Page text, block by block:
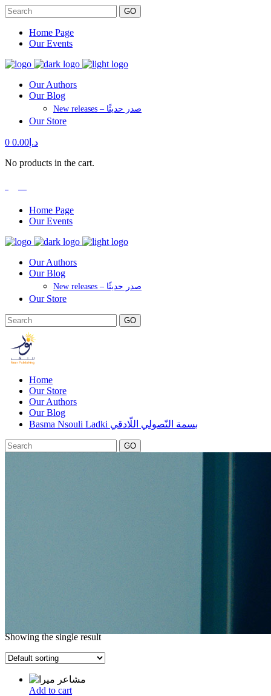
GO
Home Page
Our Events
Our Authors
Our Blog
New releases – صدر حديثًا
Our Store
0 د.إ 0.00
No products in the cart.
Home Page
Our Events
Our Authors
Our Blog
New releases – صدر حديثًا
Our Store
GO
Home
Our Store
Our Authors
Our Blog
Basma Nsouli Ladki بسمة النّصولي اللّادقي
GO
products
Showing the single result
Add to cart